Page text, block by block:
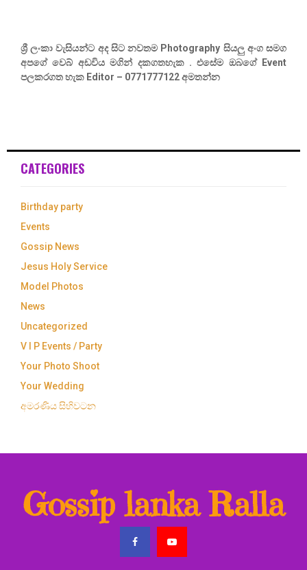
ශ්‍රී ලංකා වැසියන්ට අද සිට නවතම Photography සියලු අංග සමග
අපගේ වෙබ් අඩවිය මගින් දකගතහැක . එසේම ඔබගේ Event
පලකරගත හැක Editor – 0771777122 අමතන්න
CATEGORIES
Birthday party
Events
Gossip News
Jesus Holy Service
Model Photos
News
Uncategorized
V I P Events / Party
Your Photo Shoot
Your Wedding
අමරණිය සිහිවටන
Gossip lanka Ralla